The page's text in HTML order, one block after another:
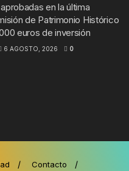
en la última
de Patrimonio Histórico
euros de inversión
6 AGOSTO, 2026 0
Contacto